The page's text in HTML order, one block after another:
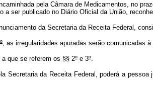
pela Câmara de Medicamentos, no
ser publicado no Diário Oficial da União,
da Secretaria da Receita Federal,
º, as irregularidades apuradas serão comunicadas
que se referem os §§ 2º e 3º.
da Receita Federal, poderá a